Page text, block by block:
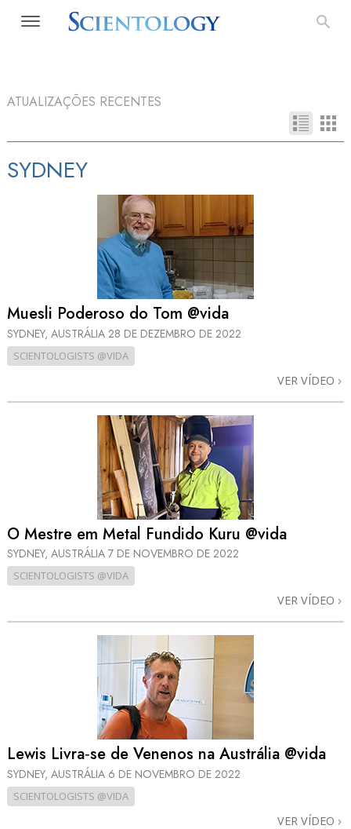
ATUALIZAÇÕES RECENTES
SYDNEY
Muesli Poderoso do Tom @vida
SYDNEY, AUSTRÁLIA 28 DE DEZEMBRO DE 2022
SCIENTOLOGISTS @VIDA
VER VÍDEO
O Mestre em Metal Fundido Kuru @vida
SYDNEY, AUSTRÁLIA 7 DE NOVEMBRO DE 2022
SCIENTOLOGISTS @VIDA
VER VÍDEO
Lewis Livra‑se de Venenos na Austrália @vida
SYDNEY, AUSTRÁLIA 6 DE NOVEMBRO DE 2022
SCIENTOLOGISTS @VIDA
VER VÍDEO